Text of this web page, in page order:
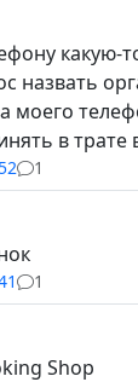
какую-
назвать
моего
в
1
1
Shop